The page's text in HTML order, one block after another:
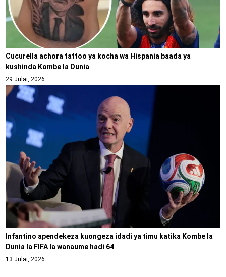
Cucurella achora tattoo ya kocha wa Hispania baada ya
kushinda Kombe la Dunia
29 Julai, 2026
Infantino apendekeza kuongeza idadi ya timu katika Kombe la
Dunia la FIFA la wanaume hadi 64
13 Julai, 2026